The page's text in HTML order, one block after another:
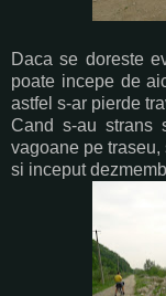
Daca se doreste
poate incepe de
astfel s-ar pierde
Cand s-au strans
vagoane pe
si inceput